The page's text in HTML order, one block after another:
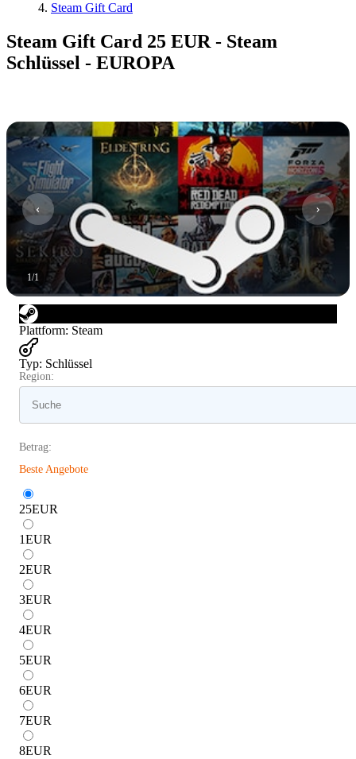
Steam Gift Card
Steam Gift Card 25 EUR - Steam
Schlüssel - EUROPA
1/1
Plattform: Steam
Typ: Schlüssel
Region:
Betrag:
Beste Angebote
25EUR
1EUR
2EUR
3EUR
4EUR
5EUR
6EUR
7EUR
8EUR